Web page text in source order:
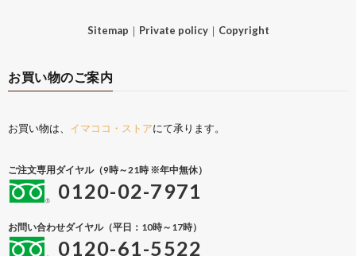
Sitemap ｜ Private policy｜ Copyright
お買い物のご案内
お買い物は、 イマココ・ストアにて承ります。
ご注文専用ダイヤル（9時～21時 ※年中無休）
0120-02-7971
お問い合わせダイヤル（平日：10時～17時）
0120-61-5522